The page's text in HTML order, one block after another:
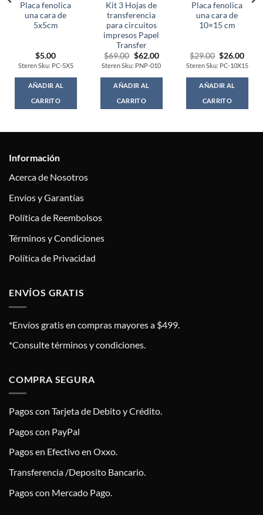
Placa fenolica
una cara de
5x5cm
$5.00
Steren Sku: PC-5X5
AÑADIR AL
CARRITO
Kit 3 Hojas de
transferencia
para circuitos
impresos Papel
Transfer
$69.00 Original
price
was:
$69.00.
$62.00Current
price
is:
$62.00.
Steren Sku: PNP-010
AÑADIR AL
CARRITO
Placa fenolica
una cara de
10×15 cm
$29.00 Original
price
was:
$29.00.
$26.00
price
is:
Steren Sku: PC-10X15
AÑADIR AL
CARRITO
Información
Acerca de Nosotros
Envíos y Garantías
Política de Reembolsos
Términos y Condiciones
Política de Privacidad
ENVÍOS GRATIS
*Envíos gratis en compras mayores a $499.
*Consulte términos y condiciones.
COMPRA SEGURA
Pagos con Tarjeta de Debito y Crédito.
Pagos con PayPal
Pagos en Efectivo en Oxxo.
Transferencia /Deposito Bancario.
Pagos con Mercado Pago.